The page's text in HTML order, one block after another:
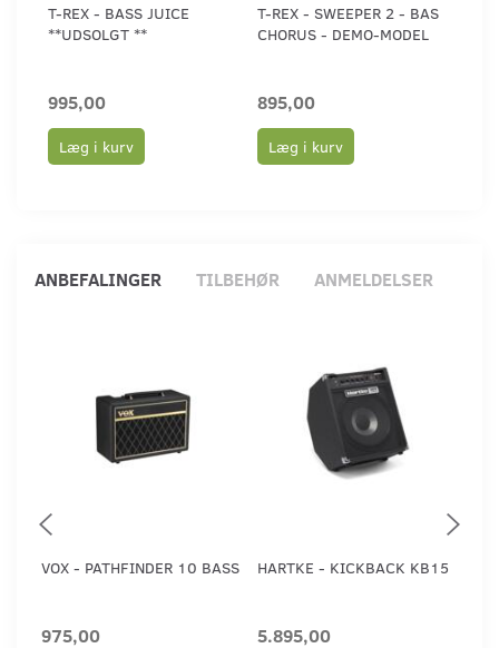
T-REX - BASS JUICE
**UDSOLGT **
995,00
Læg i kurv
T-REX - SWEEPER 2 - BAS
CHORUS - DEMO-MODEL
895,00
Læg i kurv
ANBEFALINGER TILBEHØR ANMELDELSER
VOX - PATHFINDER 10 BASS
975,00
HARTKE - KICKBACK KB15
5.895,00